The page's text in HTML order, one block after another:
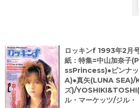
ロッキンf 1993年2月
紙：特集=中山加奈子
ssPrincess)●ピンナ
A)●真矢(LUNA SEA)/
ズ)/
ル・マーケッツ/ジル・